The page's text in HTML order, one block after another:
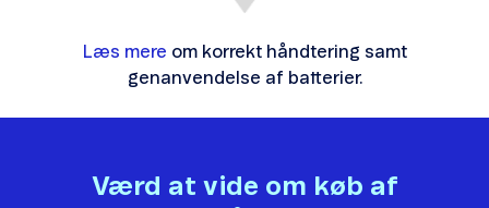
Læs mere om korrekt håndtering samt
genanvendelse af batterier.
Værd at vide om køb af